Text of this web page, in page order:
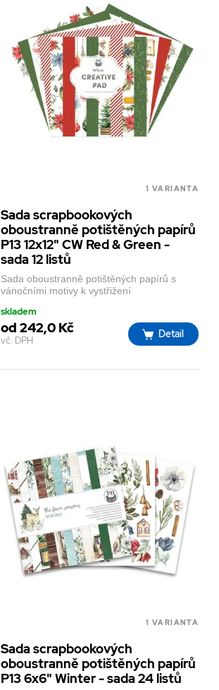
1 VARIANTA
Sada scrapbookových
oboustranně potištěných papírů
P13 12x12" CW Red & Green -
sada 12 listů
Sada oboustranně potištěných papírů s
vánočními motivy k vystřižení
skladem
od 242,0 Kč
vč. DPH Detail
1 VARIANTA
Sada scrapbookových
oboustranně potištěných papírů
P13 6x6" Winter - sada 24 listů